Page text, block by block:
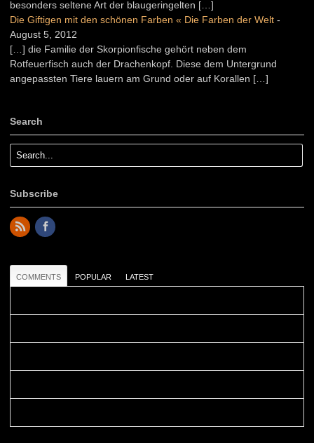
besonders seltene Art der blaugeringelten […]
Die Giftigen mit den schönen Farben « Die Farben der Welt -
August 5, 2012
[…] die Familie der Skorpionfische gehört neben dem
Rotfeuerfisch auch der Drachenkopf. Diese dem Untergrund
angepassten Tiere lauern am Grund oder auf Korallen […]
Search
Subscribe
COMMENTS POPULAR LATEST